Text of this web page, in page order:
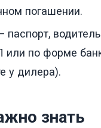
погашении.
паспорт,
по форме
у дилера).
знать